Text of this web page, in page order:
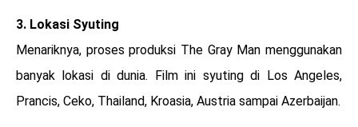
3. Lokasi Syuting
Menariknya, proses produksi The Gray Man menggunakan
banyak lokasi di dunia. Film ini syuting di Los Angeles,
Prancis, Ceko, Thailand, Kroasia, Austria sampai Azerbaijan.